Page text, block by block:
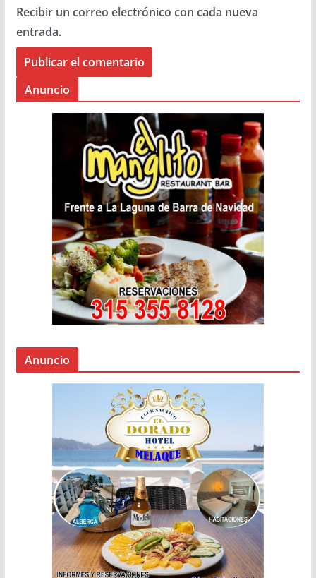
Recibir un correo electrónico con cada nueva
entrada.
Anuncio
Anuncio